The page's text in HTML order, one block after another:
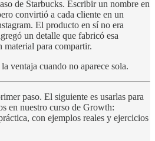
de Starbucks. Escribir un nombre en
convirtió a cada cliente en un
El producto en sí no era
un detalle que fabricó esa
para compartir.
ventaja cuando no aparece sola.
paso. El siguiente es usarlas para
en nuestro curso de Growth:
con ejemplos reales y ejercicios